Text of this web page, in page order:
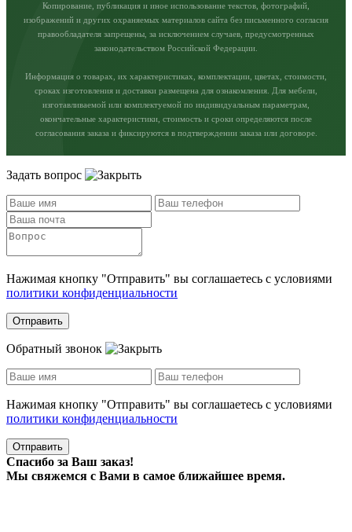
Копирование, публикация и иное использование текстов, фотографий,
изображений и других охраняемых материалов сайта без письменного согласия
правообладателя запрещены, за исключением случаев, предусмотренных
законодательством Российской Федерации.
Информация о товарах, их характеристиках, комплектации, цветах, стоимости,
сроках изготовления и доставки размещена для ознакомления. Для мебели,
изготавливаемой или комплектуемой по индивидуальным параметрам,
окончательные характеристики, стоимость и сроки определяются после
согласования заказа и фиксируются в подтверждении заказа или договоре.
Задать вопрос
Нажимая кнопку "Отправить" вы соглашаетесь с условиями
политики конфиденциальности
Отправить
Обратный звонок
Нажимая кнопку "Отправить" вы соглашаетесь с условиями
политики конфиденциальности
Отправить
Спасибо за Ваш заказ!
Мы свяжемся с Вами в самое ближайшее время.